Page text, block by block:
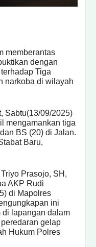
memberantas
dengan
Tiga
narkoba di wilayah
Sabtu(13/09/2025)
mengamankan tiga
BS (20) di Jalan.
Baru,
Prasojo, SH,
AKP Rudi
di Mapolres
ini
di lapangan dalam
gelap
Hukum Polres